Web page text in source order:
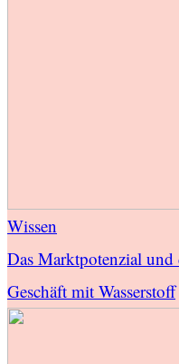
Wissen
Das Marktpotenzial und
Geschäft mit Wasserstoff